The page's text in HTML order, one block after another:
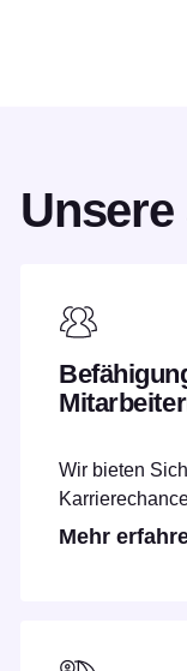
Unsere
Wir bieten
Mehr